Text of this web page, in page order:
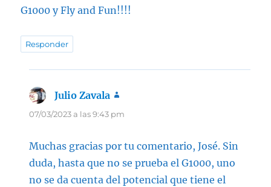
G1000 y Fly and Fun!!!!
Responder
Julio Zavala
07/03/2023 a las 9:43 pm
Muchas gracias por tu comentario, José. Sin
duda, hasta que no se prueba el G1000, uno
no se da cuenta del potencial que tiene el